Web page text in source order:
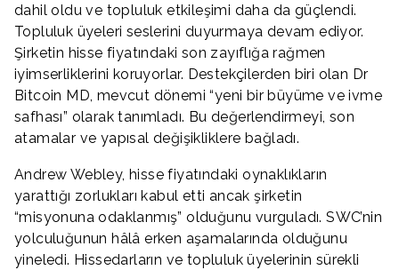
dahil oldu ve topluluk etkileşimi daha da güçlendi.
Topluluk üyeleri seslerini duyurmaya devam ediyor.
Şirketin hisse fiyatındaki son zayıflığa rağmen
iyimserliklerini koruyorlar. Destekçilerden biri olan Dr
Bitcoin MD, mevcut dönemi “yeni bir büyüme ve ivme
safhası” olarak tanımladı. Bu değerlendirmeyi, son
atamalar ve yapısal değişikliklere bağladı.
Andrew Webley, hisse fiyatındaki oynaklıkların
yarattığı zorlukları kabul etti ancak şirketin
“misyonuna odaklanmış” olduğunu vurguladı. SWC’nin
yolculuğunun hâlâ erken aşamalarında olduğunu
yineledi. Hissedarların ve topluluk üyelerinin sürekli